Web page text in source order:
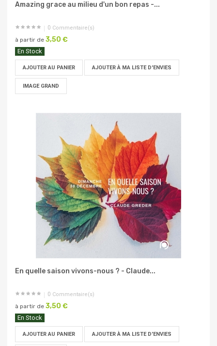
Amazing grace au milieu d'un bon repas -...
0 Commentaire(s)
à partir de 3,50 €
En Stock
AJOUTER AU PANIER AJOUTER À MA LISTE D'ENVIES
IMAGE GRAND
En quelle saison vivons-nous ? - Claude...
0 Commentaire(s)
à partir de 3,50 €
En Stock
AJOUTER AU PANIER AJOUTER À MA LISTE D'ENVIES